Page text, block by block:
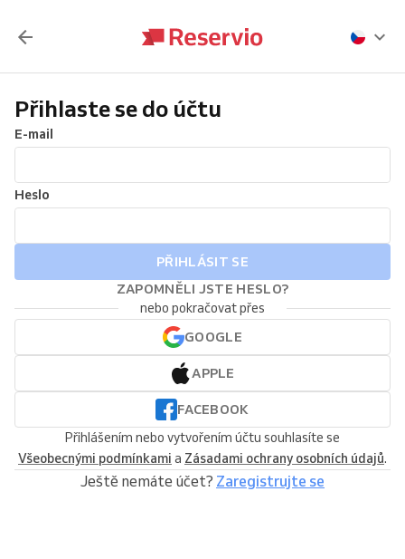
Přihlaste se do účtu
E-mail
Heslo
PŘIHLÁSIT SE
ZAPOMNĚLI JSTE HESLO?
nebo pokračovat přes
GOOGLE
APPLE
FACEBOOK
Přihlášením nebo vytvořením účtu souhlasíte se
Všeobecnými podmínkami a Zásadami ochrany osobních údajů.
Ještě nemáte účet? Zaregistrujte se